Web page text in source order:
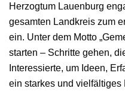
Herzogtum Lauenburg
gesamten Landkreis zum
ein. Unter dem Motto
starten – Schritte gehen,
Interessierte, um Ideen,
ein starkes und